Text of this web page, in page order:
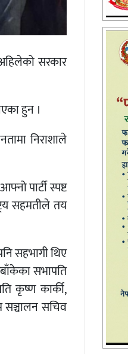
सरकार
हुन ।
निराशाले
पार्टी स्पष्ट
सहमतीले तय
सहभागी थिए
सभापति
कृष्ण कार्की,
सञ्चालन सचिव